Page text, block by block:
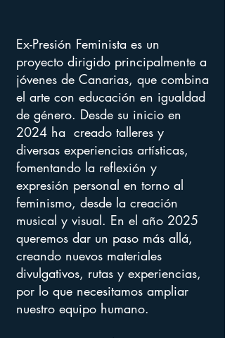
Ex-Presión Feminista es un
proyecto dirigido principalmente a
jóvenes de Canarias, que combina
el arte con educación en igualdad
de género. Desde su inicio en
2024 ha creado talleres y
diversas experiencias artísticas,
fomentando la reflexión y
expresión personal en torno al
feminismo, desde la creación
musical y visual. En el año 2025
queremos dar un paso más allá,
creando nuevos materiales
divulgativos, rutas y experiencias,
por lo que necesitamos ampliar
nuestro equipo humano.